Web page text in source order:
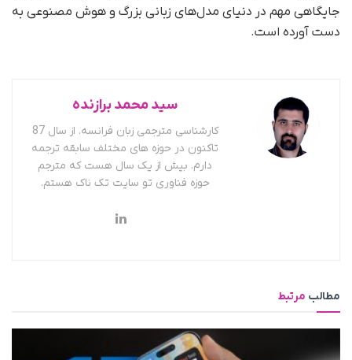
جایگاهی مهم در دنیای مدل‌های زبانی بزرگ و هوش مصنوعی به
دست آورده است.
سید محمد برازنده
کارشناسی مترجمی زبان فرانسه. از سال 87
تاکنون در حوزه های مختلف سابقه ترجمه
دارم. بیش از یک سال هست که مترجم
حوزه فناوری تو سایت تک ناک هستم.
مطالب مرتبط